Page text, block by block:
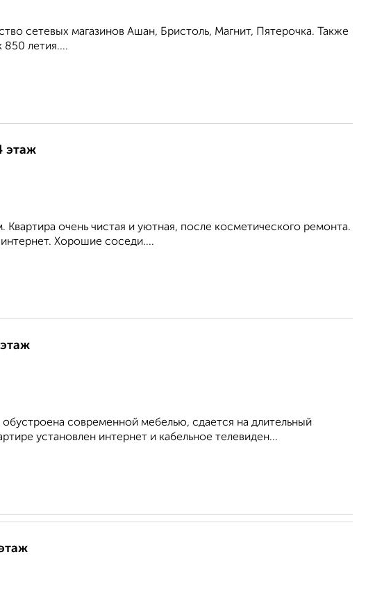
сетевых магазинов Ашан, Бристоль, Магнит, Пятерочка. Также
850 летия....
этаж
очень чистая и уютная, после косметического ремонта.
Хорошие соседи....
современной мебелью, сдается на длительный
установлен интернет и кабельное телевиден...